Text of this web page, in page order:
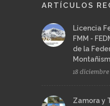
ARTÍCULOS
Licencia
FMM -
de la
18 diciembre
Zamora y